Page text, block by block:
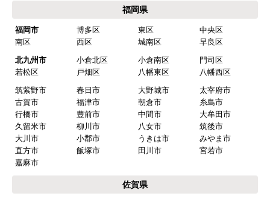
予定の期日までに商品が届きましたか？
商品の梱包は必要十分なものでしたか？
またこのショップを利用したいですか？
文時期】2026年03月頃（モバイルから）
福岡県
福岡市 博多区 東区
中央区
南区
西区 城南区
早良区
北九州市
小倉北区 小倉南区
門司区
若松区
戸畑区 八幡東区
八幡西区
筑紫野市
春日市 大野城市
太宰府市
古賀市
福津市 朝倉市
糸島市
行橋市
豊前市 中間市
大牟田市
久留米市
柳川市 八女市
筑後市
大川市
小郡市 うきは市
みやま市
直方市
飯塚市 田川市
宮若市
嘉麻市
佐賀県